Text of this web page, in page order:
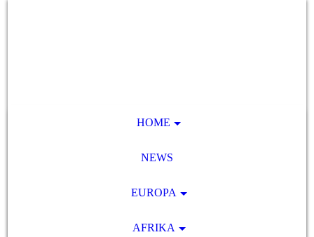
HOME
NEWS
EUROPA
AFRIKA